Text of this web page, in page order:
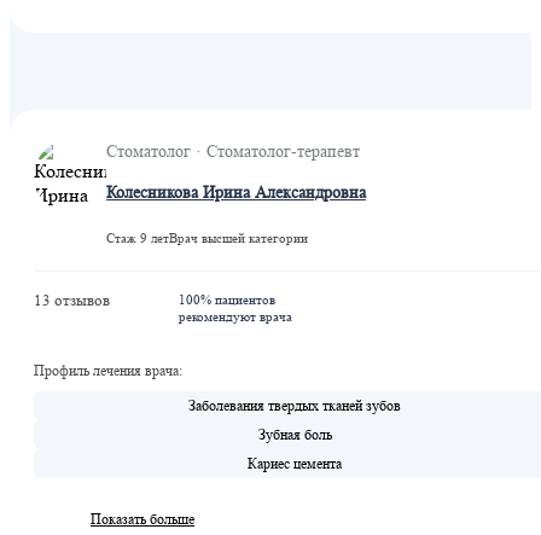
Стоматолог · Стоматолог-терапевт
Колесникова Ирина Александровна
Стаж 9 летВрач высшей категории
13 отзывов
100% пациентов
рекомендуют врача
Профиль лечения врача:
Заболевания твердых тканей зубов
Зубная боль
Кариес цемента
Показать больше